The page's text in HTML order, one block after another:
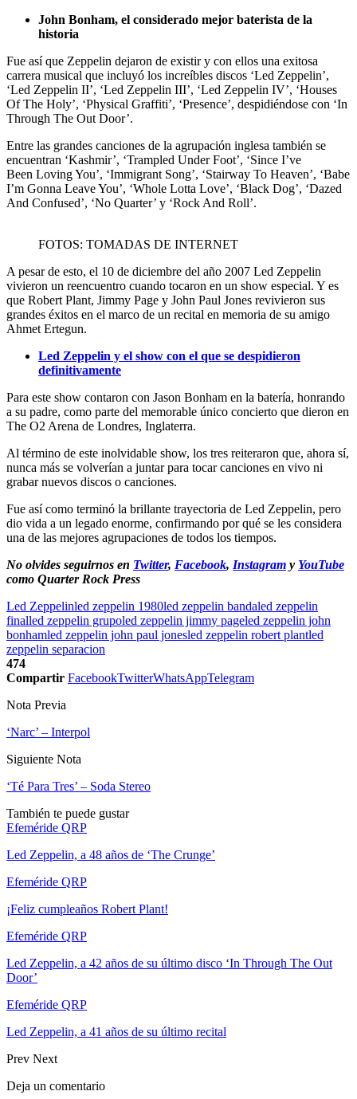
John Bonham, el considerado mejor baterista de la
historia
Fue así que Zeppelin dejaron de existir y con ellos una exitosa
carrera musical que incluyó los increíbles discos ‘Led Zeppelin’,
‘Led Zeppelin II’, ‘Led Zeppelin III’, ‘Led Zeppelin IV’, ‘Houses
Of The Holy’, ‘Physical Graffiti’, ‘Presence’, despidiéndose con ‘In
Through The Out Door’.
Entre las grandes canciones de la agrupación inglesa también se
encuentran ‘Kashmir’, ‘Trampled Under Foot’, ‘Since I’ve
Been Loving You’, ‘Immigrant Song’, ‘Stairway To Heaven’, ‘Babe
I’m Gonna Leave You’, ‘Whole Lotta Love’, ‘Black Dog’, ‘Dazed
And Confused’, ‘No Quarter’ y ‘Rock And Roll’.
FOTOS: TOMADAS DE INTERNET
A pesar de esto, el 10 de diciembre del año 2007 Led Zeppelin
vivieron un reencuentro cuando tocaron en un show especial. Y es
que Robert Plant, Jimmy Page y John Paul Jones revivieron sus
grandes éxitos en el marco de un recital en memoria de su amigo
Ahmet Ertegun.
Led Zeppelin y el show con el que se despidieron
definitivamente
Para este show contaron con Jason Bonham en la batería, honrando
a su padre, como parte del memorable único concierto que dieron en
The O2 Arena de Londres, Inglaterra.
Al término de este inolvidable show, los tres reiteraron que, ahora sí,
nunca más se volverían a juntar para tocar canciones en vivo ni
grabar nuevos discos o canciones.
Fue así como terminó la brillante trayectoria de Led Zeppelin, pero
dio vida a un legado enorme, confirmando por qué se les considera
una de las mejores agrupaciones de todos los tiempos.
No olvides seguirnos en Twitter, Facebook, Instagram y YouTube
como Quarter Rock Press
Led Zeppelinled zeppelin 1980led zeppelin bandaled zeppelin
finalled zeppelin grupoled zeppelin jimmy pageled zeppelin john
bonhamled zeppelin john paul jonesled zeppelin robert plantled
zeppelin separacion
474
Compartir FacebookTwitterWhatsAppTelegram
Nota Previa
‘Narc’ – Interpol
Siguiente Nota
‘Té Para Tres’ – Soda Stereo
También te puede gustar
Efeméride QRP
Led Zeppelin, a 48 años de ‘The Crunge’
Efeméride QRP
¡Feliz cumpleaños Robert Plant!
Efeméride QRP
Led Zeppelin, a 42 años de su último disco ‘In Through The Out
Door’
Efeméride QRP
Led Zeppelin, a 41 años de su último recital
Prev Next
Deja un comentario